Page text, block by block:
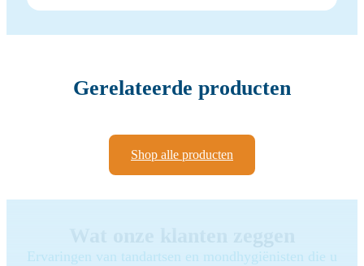
Gerelateerde producten
Shop alle producten
Ervaringen van tandartsen en mondhygiënisten die u